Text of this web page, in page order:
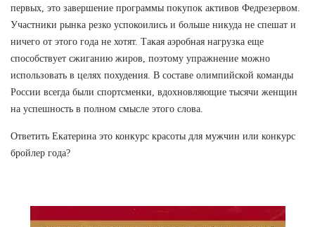
первых, это завершение программы покупок активов Федрезервом.
Участники рынка резко успокоились и больше никуда не спешат и
ничего от этого года не хотят. Такая аэробная нагрузка еще
способствует сжиганию жиров, поэтому упражнение можно
использовать в целях похудения. В составе олимпийской команды
России всегда были спортсменки, вдохновляющие тысячи женщин
на успешность в полном смысле этого слова.
Ответить Екатерина это конкурс красоты для мужчин или конкурс
бройлер года?